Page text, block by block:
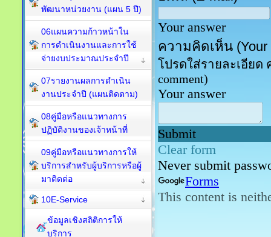
พัฒนาหน่วยงาน (แผน 5 ปี)
06แผนความก้าวหน้าใน
การดำเนินงานและการใช้
จ่ายงบประมาณประจำปี
07รายงานผลการดำเนิน
งานประจำปี (แผนติดตาม)
08คู่มือหรือแนวทางการ
ปฏิบัติงานของเจ้าหน้าที่
09คู่มือหรือแนวทางการให้
บริการสำหรับผู้บริการหรือผู้
มาติดต่อ
10E-Service
ข้อมูลเชิงสถิติการให้
บริการ